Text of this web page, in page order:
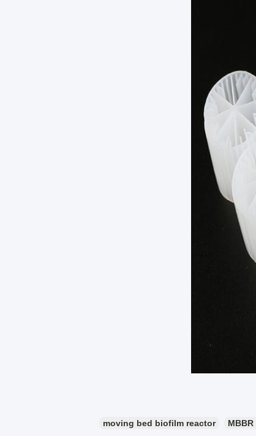
moving bed biofilm reactor